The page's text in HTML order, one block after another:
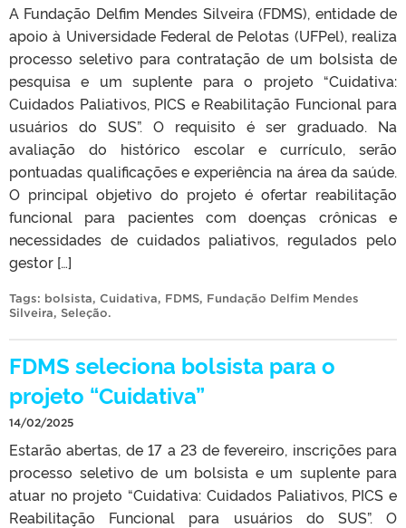
A Fundação Delfim Mendes Silveira (FDMS), entidade de
apoio à Universidade Federal de Pelotas (UFPel), realiza
processo seletivo para contratação de um bolsista de
pesquisa e um suplente para o projeto “Cuidativa:
Cuidados Paliativos, PICS e Reabilitação Funcional para
usuários do SUS”. O requisito é ser graduado. Na
avaliação do histórico escolar e currículo, serão
pontuadas qualificações e experiência na área da saúde.
O principal objetivo do projeto é ofertar reabilitação
funcional para pacientes com doenças crônicas e
necessidades de cuidados paliativos, regulados pelo
gestor […]
Tags: bolsista, Cuidativa, FDMS, Fundação Delfim Mendes
Silveira, Seleção.
FDMS seleciona bolsista para o
projeto “Cuidativa”
14/02/2025
Estarão abertas, de 17 a 23 de fevereiro, inscrições para
processo seletivo de um bolsista e um suplente para
atuar no projeto “Cuidativa: Cuidados Paliativos, PICS e
Reabilitação Funcional para usuários do SUS”. O